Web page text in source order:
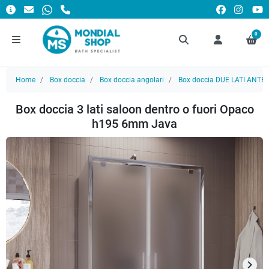
0
Home Box doccia Box doccia angolari Box doccia DUE LATI ANTE
Box doccia 3 lati saloon dentro o fuori Opaco
h195 6mm Java
keyboard_arrow_left keyboard_arrow_right